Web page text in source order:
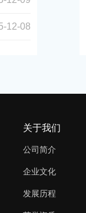
12-08
关于我们
公司简介
企业文化
发展历程